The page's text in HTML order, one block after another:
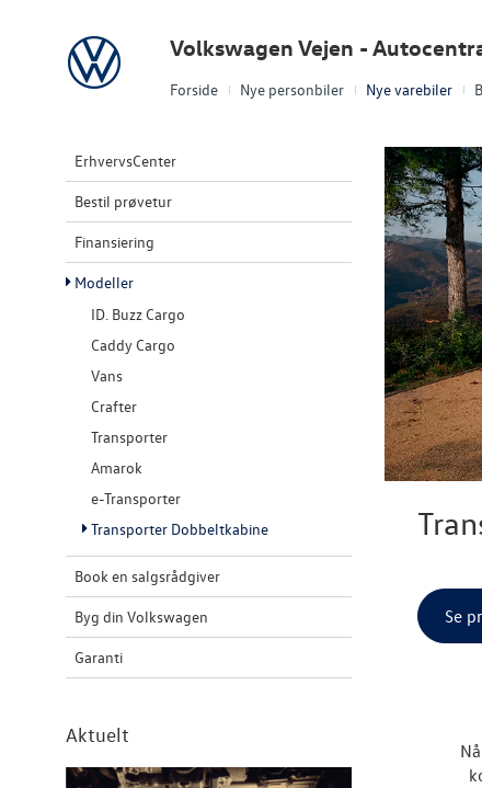
Forside Nye personbiler Nye varebiler
Volkswagen Volkswagen Vejen -
ErhvervsCenter
Bestil prøvetur
Finansiering
Modeller
ID. Buzz Cargo
Caddy Cargo
Vans
Crafter
Transporter
Amarok
e-Transporter
Transporter Dobbeltkabine
Book en salgsrådgiver
Byg din Volkswagen
Garanti
Aktuelt
Se